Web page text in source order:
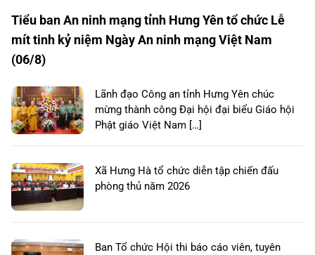
Tiểu ban An ninh mạng tỉnh Hưng Yên tổ chức Lễ
mít tinh kỷ niệm Ngày An ninh mạng Việt Nam
(06/8)
Lãnh đạo Công an tỉnh Hưng Yên chúc
mừng thành công Đại hội đại biểu Giáo hội
Phật giáo Việt Nam […]
Xã Hưng Hà tổ chức diễn tập chiến đấu
phòng thủ năm 2026
Ban Tổ chức Hội thi báo cáo viên, tuyên